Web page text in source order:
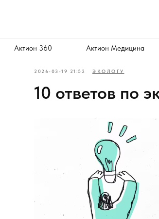
Актион 360 Актион Медицина
2026-03-19 21:52 ЭКОЛОГУ
10 ответов по